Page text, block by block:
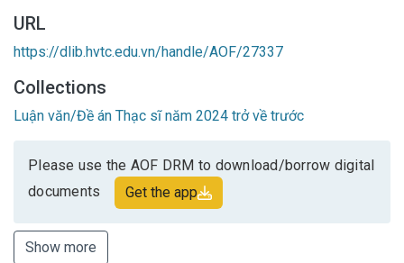
URL
https://dlib.hvtc.edu.vn/handle/AOF/27337
Collections
Luận văn/Đề án Thạc sĩ năm 2024 trở về trước
Please use the AOF DRM to download/borrow digital
documents
Get the app
Show more